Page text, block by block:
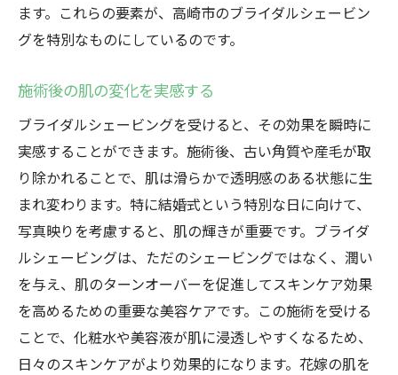
施術前後のセルフケア方法
理想の肌を手に入れるためのステップ
シェービング効果を高める日常ケア
花嫁に寄り添うスキンケアアドバイス
結婚式準備に最適な高崎市のブライダルシェー
ビングとは
花嫁のための特別プラン紹介
高崎市のサロンでの施術予約方法
結婚式前に押さえておきたいポイント
施術後のアフターケアとサポート
プロが勧める高崎市の隠れ家サロン
ます。これらの要素が、高崎市のブライダルシェービン
グを特別なものにしているのです。
施術後の肌の変化を実感する
ブライダルシェービングを受けると、その効果を瞬時に
実感することができます。施術後、古い角質や産毛が取
り除かれることで、肌は滑らかで透明感のある状態に生
まれ変わります。特に結婚式という特別な日に向けて、
写真映りを考慮すると、肌の輝きが重要です。ブライダ
ルシェービングは、ただのシェービングではなく、潤い
を与え、肌のターンオーバーを促進してスキンケア効果
を高めるための重要な美容ケアです。この施術を受ける
ことで、化粧水や美容液が肌に浸透しやすくなるため、
日々のスキンケアがより効果的になります。花嫁の肌を